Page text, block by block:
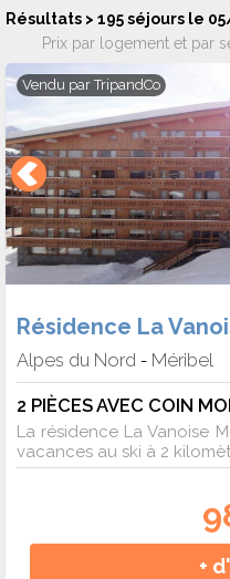
vacanciers sur 1 site internet.
Adresse : Groupe Gsi
Gsi-galerie Du Ruitor -
Résultats > 195 séjours le
Prix par logement et par
Vendu parTripandCo
Résidence La
Alpes du Nord - Méribel
La résidence La Vanoise
vacances au ski à 2
+